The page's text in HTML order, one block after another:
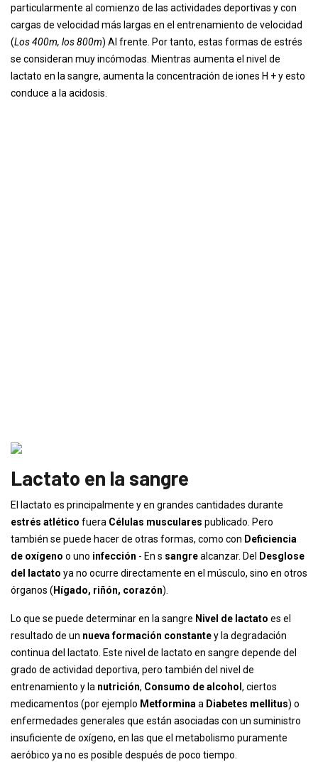
particularmente al comienzo de las actividades deportivas y con
cargas de velocidad más largas en el entrenamiento de velocidad
(Los 400m, los 800m) Al frente. Por tanto, estas formas de estrés
se consideran muy incómodas. Mientras aumenta el nivel de
lactato en la sangre, aumenta la concentración de iones H + y esto
conduce a la acidosis.
Lactato en la sangre
El lactato es principalmente y en grandes cantidades durante
estrés atlético fuera Células musculares publicado. Pero
también se puede hacer de otras formas, como con Deficiencia
de oxígeno o uno infección - En s sangrealcanzar. Del
Desglose
del lactato ya no ocurre directamente en el músculo, sino en otros
órganos ( Hígado, riñón, corazón).
Lo que se puede determinar en la sangre Nivel de lactato es el
resultado de un nueva formación constantey la degradación
continua del lactato. Este nivel de lactato en sangre depende del
grado de actividad deportiva, pero también del nivel de
entrenamiento y la nutrición, Consumo de alcohol , ciertos
medicamentos (por ejemplo Metformina a Diabetes mellitus) o
enfermedades generales que están asociadas con un suministro
insuficiente de oxígeno, en las que el metabolismo puramente
aeróbico ya no es posible después de poco tiempo.